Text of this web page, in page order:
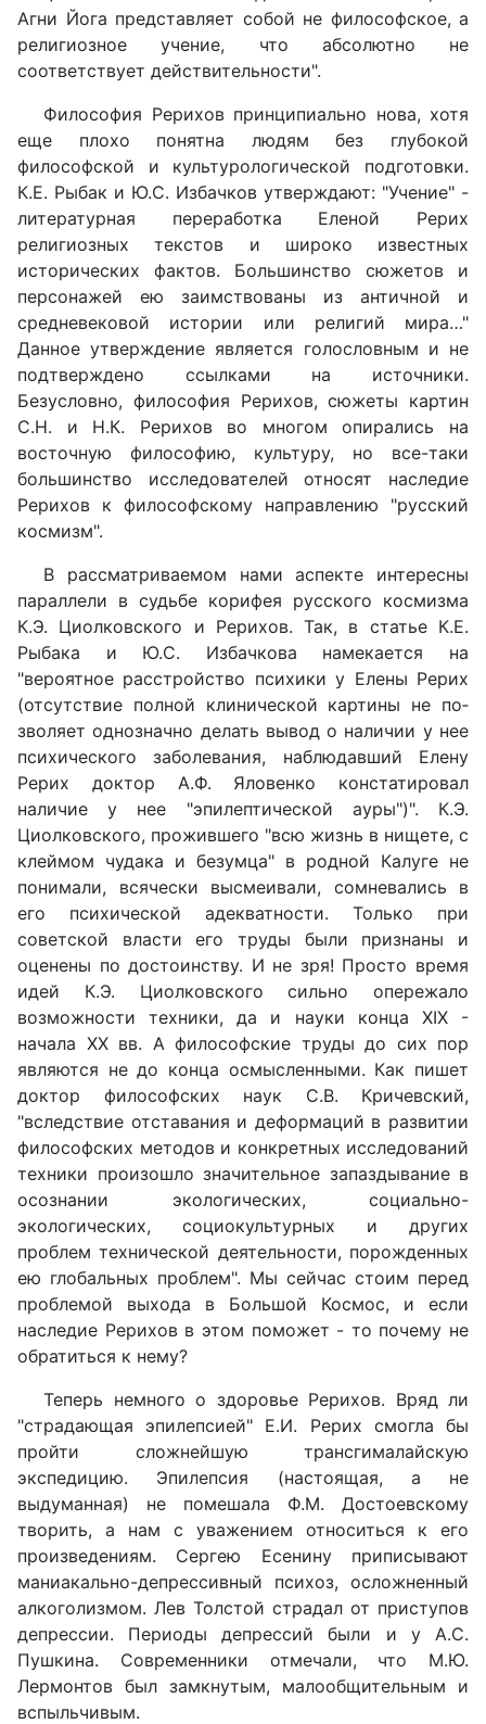
Агни Йога представляет собой не философское, а
религиозное учение, что абсолютно не
соответствует действительности".
Философия Рерихов принципиально нова, хотя
еще плохо понятна людям без глубокой
философской и культурологической подготовки.
К.Е. Рыбак и Ю.С. Избачков утверждают: "Учение" -
литературная переработка Еленой Рерих
религиозных текстов и широко известных
исторических фактов. Большинство сюжетов и
персонажей ею заим­ствованы из античной и
средневековой истории или религий мира…"
Данное утверждение является голословным и не
подтверждено ссылками на источники.
Безусловно, философия Рерихов, сюжеты картин
С.Н. и Н.К. Рерихов во многом опирались на
восточную философию, культуру, но все-таки
большинство исследователей относят наследие
Рерихов к философскому направлению "русский
космизм".
В рассматриваемом нами аспекте интересны
параллели в судьбе корифея русского космизма
К.Э. Циолковского и Рерихов. Так, в статье К.Е.
Рыбака и Ю.С. Избачкова намекается на
"вероятное расстройство психики у Елены Рерих
(отсут­ствие полной клинической картины не по­
зволяет однозначно делать вывод о наличии у нее
психического заболевания, наблюдав­ший Елену
Рерих доктор А.Ф. Яловенко кон­статировал
наличие у нее "эпилептической ауры")". К.Э.
Циолковского, прожившего "всю жизнь в нищете, с
клеймом чудака и безумца" в родной Калуге не
понимали, всячески высмеивали, сомневались в
его психической адекватности. Только при
советской власти его труды были признаны и
оценены по достоинству. И не зря! Просто время
идей К.Э. Циолковского сильно опережало
возможности техники, да и науки конца ХIХ -
начала ХХ вв. А философские труды до сих пор
являются не до конца осмысленными. Как пишет
доктор философских наук С.В. Кричевский,
"вследствие отставания и деформаций в развитии
философских методов и конкретных исследований
техники произошло значительное запаздывание в
осознании экологических, социально-
экологических, социокультурных и других
проблем технической деятельности, порожденных
ею глобальных проблем". Мы сейчас стоим перед
проблемой выхода в Большой Космос, и если
наследие Рерихов в этом поможет - то почему не
обратиться к нему?
Теперь немного о здоровье Рерихов. Вряд ли
"страдающая эпилепсией" Е.И. Рерих смогла бы
пройти сложнейшую трансгималайскую
экспедицию. Эпилепсия (настоящая, а не
выдуманная) не помешала Ф.М. Достоевскому
творить, а нам с уважением относиться к его
произведениям. Сергею Есенину приписывают
маниакально-депрессивный психоз, осложненный
алкоголизмом. Лев Толстой страдал от приступов
депрессии. Периоды депрессий были и у А.С.
Пушкина. Современники отмечали, что М.Ю.
Лермонтов был замкнутым, малообщительным и
вспыльчивым.